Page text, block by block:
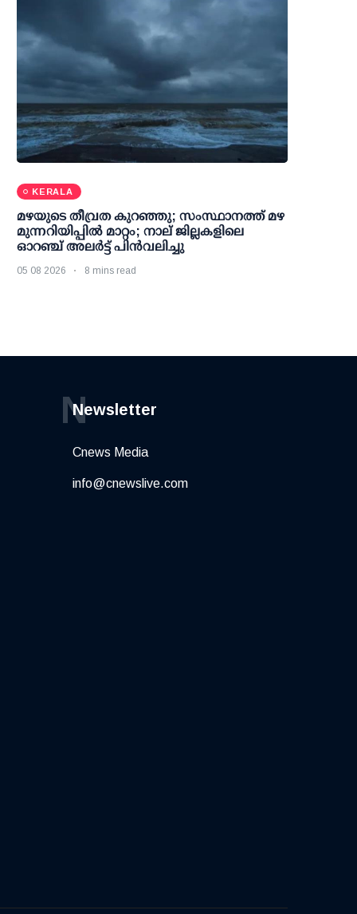
KERALA
മഴയുടെ തീവ്രത കുറഞ്ഞു; സംസ്ഥാനത്ത് മഴ
മുന്നറിയിപ്പിൽ മാറ്റം; നാല് ജില്ലകളിലെ
ഓറഞ്ച് അലർട്ട് പിൻവലിച്ചു
05 08 2026 8 mins read
Newsletter
N
Cnews Media
info@cnewslive.com